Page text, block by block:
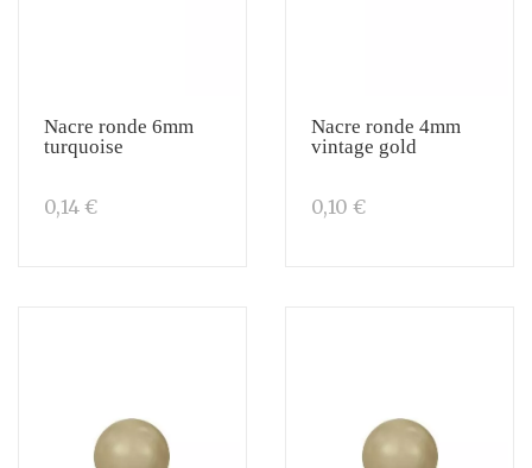
Nacre ronde 6mm
turquoise
0,14 €
Nacre ronde 4mm
vintage gold
0,10 €